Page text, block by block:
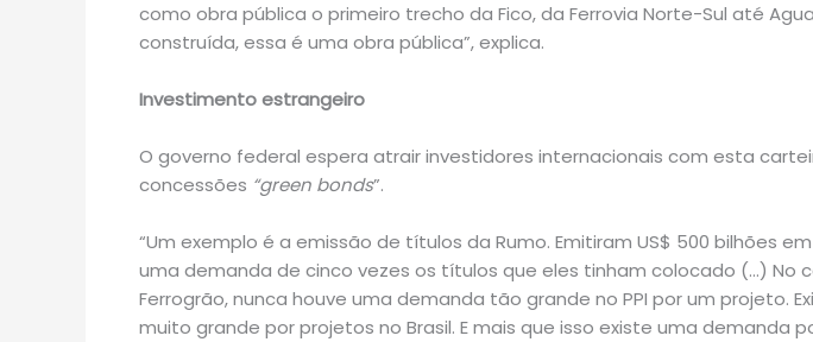
como obra pública o primeiro trecho da Fico, da Ferrovia Norte-Sul até
construída, essa é uma obra pública”, explica.
Investimento estrangeiro
O governo federal espera atrair investidores internacionais com esta
concessões “green bonds”.
“Um exemplo é a emissão de títulos da Rumo. Emitiram US$ 500 bilhões
uma demanda de cinco vezes os títulos que eles tinham colocado (…) No
Ferrogrão, nunca houve uma demanda tão grande no PPI por um projeto.
muito grande por projetos no Brasil. E mais que isso existe uma demanda